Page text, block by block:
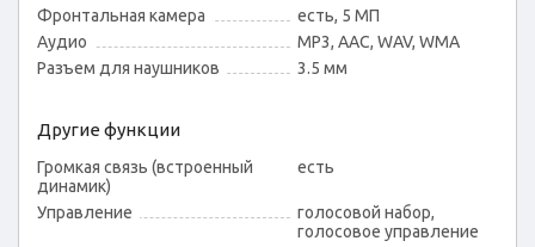
Фронтальная камера
есть, 5 МП
Аудио
MP3, AAC, WAV, WMA
Разъем для наушников
3.5 мм
Другие функции
Громкая связь (встроенный
динамик)
есть
Управление
голосовой набор,
голосовое управление